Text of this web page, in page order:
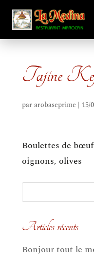
Tajine
pararobaseprime | 15/
Boulettes de
oignons, olives
Articles récents
Bonjour tout le